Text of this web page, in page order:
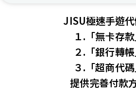
JISU極速手遊
１.「無卡存款
２.「銀行轉帳
３.「超商代碼
提供完善付款